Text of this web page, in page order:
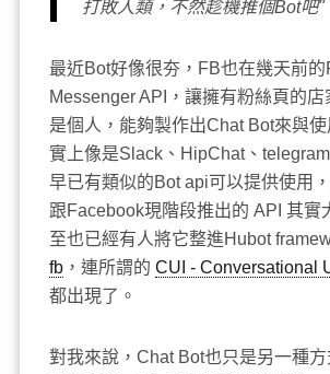
打敗人類，不然趁機推個Bot吧"
最近Bot好像很夯，FB也在幾天前
Messenger API，讓擁有粉絲頁的
是個人，能夠製作出Chat Bot來與
實上像是Slack、HipChat、
早已有類似的Bot api可以提供使用
跟Facebook現階段推出的 API 其實
至也已經有人將它整進Hubot
fb ，連所謂的 CUI - Conversational
都出現了。
對我來說，Chat Bot也只是另一種方